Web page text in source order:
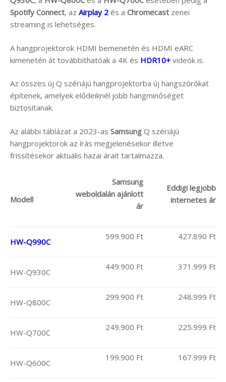
Spotify Connect, az Airplay 2 és a Chromecast zenei
streaming is lehetséges.
A hangprojektorok HDMI bemenetén és HDMI eARC
kimenetén át továbbíthatóak a 4K és HDR10+ videók is.
Az összes új Q szériájú hangprojektorba új hangszórókat
építenek, amelyek elődeiknél jobb hangminőséget
biztosítanak.
Az alábbi táblázat a 2023-as Samsung Q szériájú
hangprojektorok az írás megjelenésekor illetve
frissítésekor aktuális hazai árait tartalmazza.
Modell
Samsung
weboldalán ajánlott
ár
Eddigi legjobb
internetes ár
HW-Q990C
599.900 Ft 427.890 Ft
HW-Q930C
449.900 Ft 371.999 Ft
HW-Q800C
299.900 Ft 248.999 Ft
HW-Q700C
249.900 Ft 225.999 Ft
HW-Q600C
199.900 Ft 167.999 Ft